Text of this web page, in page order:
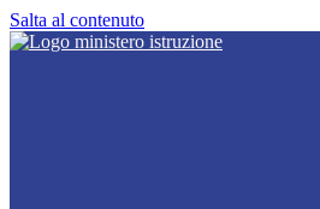
Salta al contenuto